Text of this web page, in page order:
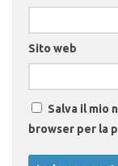
Sito web
Salva il mio
browser per la